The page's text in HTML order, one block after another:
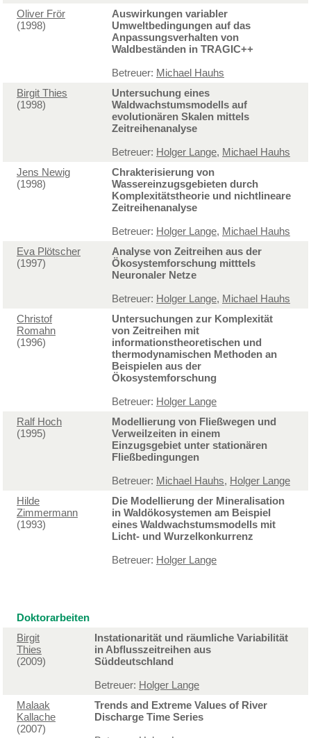
Oliver Frör
(1998)
Auswirkungen variabler
Umweltbedingungen auf das
Anpassungsverhalten von
Waldbeständen in TRAGIC++
Betreuer: Michael Hauhs
Birgit Thies
(1998)
Untersuchung eines
Waldwachstumsmodells auf
evolutionären Skalen mittels
Zeitreihenanalyse
Betreuer: Holger Lange, Michael Hauhs
Jens Newig
(1998)
Chrakterisierung von
Wassereinzugsgebieten durch
Komplexitätstheorie und nichtlineare
Zeitreihenanalyse
Betreuer: Holger Lange, Michael Hauhs
Eva Plötscher
(1997)
Analyse von Zeitreihen aus der
Ökosystemforschung mitttels
Neuronaler Netze
Betreuer: Holger Lange, Michael Hauhs
Christof
Romahn
(1996)
Untersuchungen zur Komplexität
von Zeitreihen mit
informationstheoretischen und
thermodynamischen Methoden an
Beispielen aus der
Ökosystemforschung
Betreuer: Holger Lange
Ralf Hoch
(1995)
Modellierung von Fließwegen und
Verweilzeiten in einem
Einzugsgebiet unter stationären
Fließbedingungen
Betreuer: Michael Hauhs, Holger Lange
Hilde
Zimmermann
(1993)
Die Modellierung der Mineralisation
in Waldökosystemen am Beispiel
eines Waldwachstumsmodells mit
Licht- und Wurzelkonkurrenz
Betreuer: Holger Lange
Doktorarbeiten
Birgit
Thies
(2009)
Instationarität und räumliche Variabilität
in Abflusszeitreihen aus
Süddeutschland
Betreuer: Holger Lange
Malaak
Kallache
(2007)
Trends and Extreme Values of River
Discharge Time Series